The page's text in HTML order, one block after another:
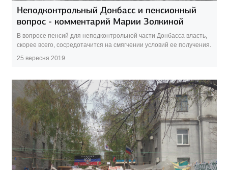
Неподконтрольный Донбасс и пенсионный
вопрос - комментарий Марии Золкиной
В вопросе пенсий для неподконтрольной части Донбасса власть,
скорее всего, сосредотачится на смягчении условий ее получения.
25 вересня 2019